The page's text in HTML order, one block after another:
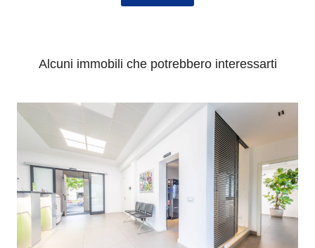
Alcuni immobili che potrebbero interessarti